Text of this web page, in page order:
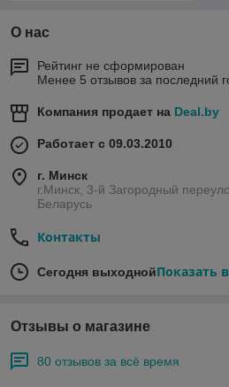
О нас
Рейтинг не сформирован
Менее 5 отзывов за последний
Компания продает на Deal.by
Работает с 09.03.2010
г. Минск
г.Минск, 3-й Загородный
Беларусь
Контакты
Сегодня выходнойПоказать
Отзывы о магазине
80 отзывов за всё время